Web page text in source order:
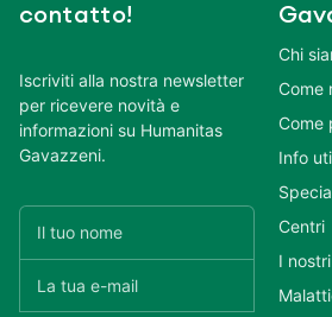
contatto!
Iscriviti alla nostra newsletter
per ricevere novità e
informazioni su Humanitas
Gavazzeni.
Chi
Come
Come
Info
Centri
I